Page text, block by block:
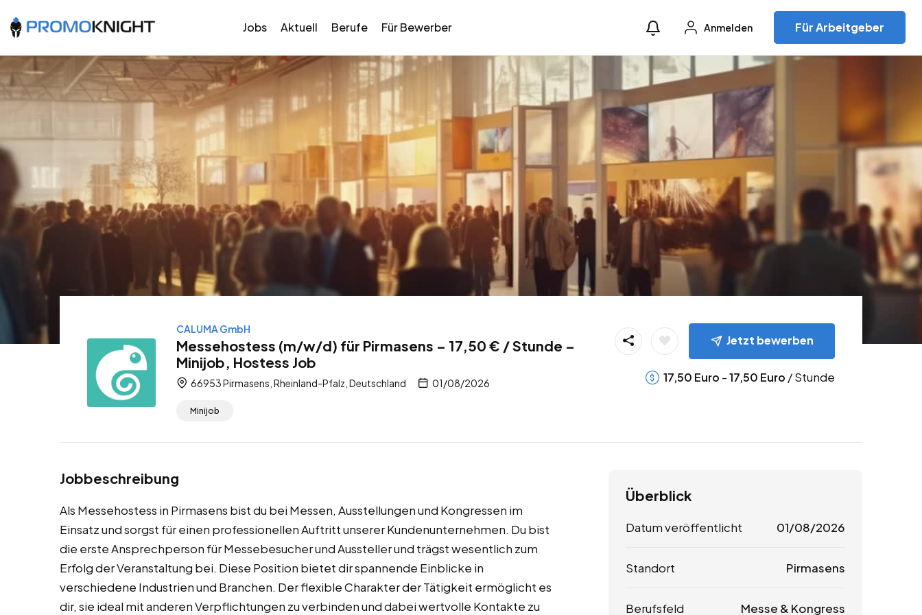
Jobs Aktuell Berufe Für Bewerber Anmelden Für Arbeitgeber
CALUMA GmbH
Messehostess (m/w/d) für Pirmasens – 17,50 € / Stunde –
Minijob, Hostess Job
66953 Pirmasens, Rheinland-Pfalz, Deutschland 01/08/2026
Minijob
Jetzt bewerben
17,50 Euro -17,50 Euro / Stunde
Jobbeschreibung
Als Messehostess in Pirmasens bist du bei Messen, Ausstellungen und Kongressen im
Einsatz und sorgst für einen professionellen Auftritt unserer Kundenunternehmen. Du bist
die erste Ansprechperson für Messebesucher und Aussteller und trägst wesentlich zum
Erfolg der Veranstaltung bei. Diese Position bietet dir spannende Einblicke in
verschiedene Industrien und Branchen. Der flexible Charakter der Tätigkeit ermöglicht es
dir, sie ideal mit anderen Verpflichtungen zu verbinden und dabei wertvolle Kontakte zu
Überblick
Datum veröffentlicht 01/08/2026
Standort Pirmasens
Berufsfeld Messe & Kongress